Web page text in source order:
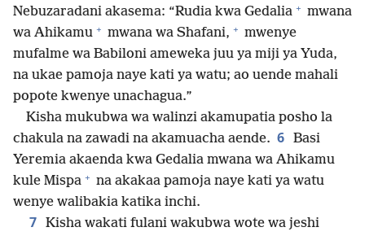
Nebuzaradani akasema: “Rudia kwa Gedalia + mwana
wa Ahikamu + mwana wa Shafani, + mwenye
mufalme wa Babiloni ameweka juu ya miji ya Yuda,
na ukae pamoja naye kati ya watu; ao uende mahali
popote kwenye unachagua.”
Kisha mukubwa wa walinzi akamupatia posho la
chakula na zawadi na akamuacha aende. 6 Basi
Yeremia akaenda kwa Gedalia mwana wa Ahikamu
kule Mispa + na akakaa pamoja naye kati ya watu
wenye walibakia katika inchi.
7 Kisha wakati fulani wakubwa wote wa jeshi